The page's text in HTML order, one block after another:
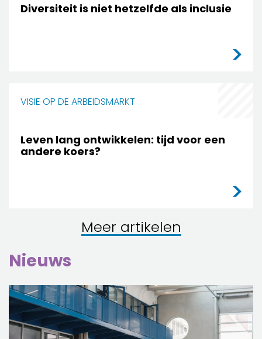
Diversiteit is niet hetzelfde als inclusie
VISIE OP DE ARBEIDSMARKT
Leven lang ontwikkelen: tijd voor een
andere koers?
Meer artikelen
Nieuws